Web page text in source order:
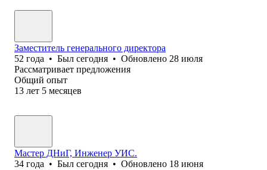
Заместитель генерального директора
52 года • Был сегодня • Обновлено 28 июля
Рассматривает предложения
Общий опыт
13 лет 5 месяцев
Мастер ДНиГ, Инженер УИС.
34 года • Был сегодня • Обновлено 18 июня